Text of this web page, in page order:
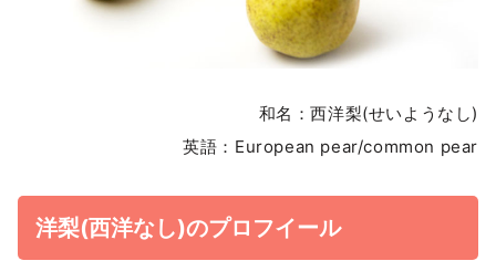
和名：西洋梨(せいようなし)
英語：European pear/common pear
洋梨(西洋なし)のプロフイール